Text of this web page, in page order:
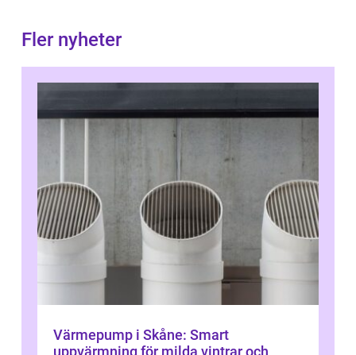
Fler nyheter
Värmepump i Skåne: Smart
uppvärmning för milda vintrar och